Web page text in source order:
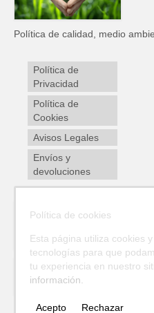
Política de calidad, medio
Política de
Privacidad
Política de
Cookies
Avisos Legales
Envíos y
devoluciones
Política de cookies
Esta página utiliza cookies
tecnologías para que
tu experiencia en nuestro
información.
Acepto Rechazar